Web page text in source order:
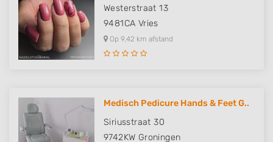
Westerstraat 13
9481CA Vries
Op 9,42 km afstand
Medisch Pedicure Hands & Feet G..
Siriusstraat 30
9742KW Groningen